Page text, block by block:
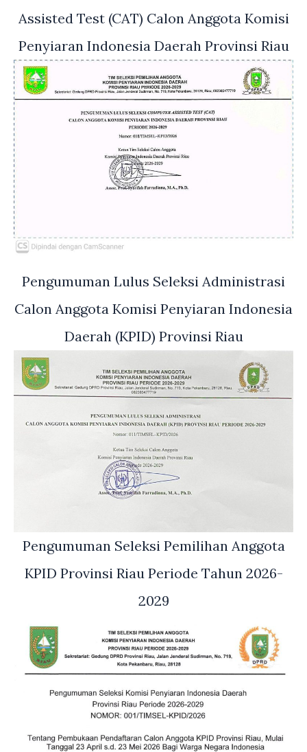
Assisted Test (CAT) Calon Anggota Komisi
Penyiaran Indonesia Daerah Provinsi Riau
Pengumuman Lulus Seleksi Administrasi
Calon Anggota Komisi Penyiaran Indonesia
Daerah (KPID) Provinsi Riau
Pengumuman Seleksi Pemilihan Anggota
KPID Provinsi Riau Periode Tahun 2026-
2029